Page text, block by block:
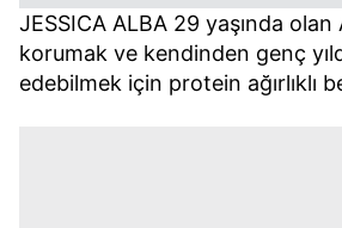
JESSICA ALBA 29 yaşında
korumak ve kendinden genç
edebilmek için protein ağırlıklı